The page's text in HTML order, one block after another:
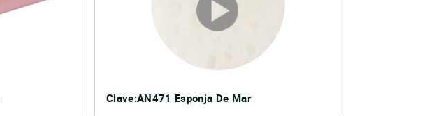
Clave:AN471 Esponja De Mar